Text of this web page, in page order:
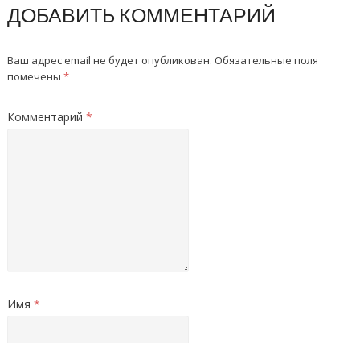
ДОБАВИТЬ КОММЕНТАРИЙ
Ваш адрес email не будет опубликован. Обязательные поля
помечены *
Комментарий *
Имя *